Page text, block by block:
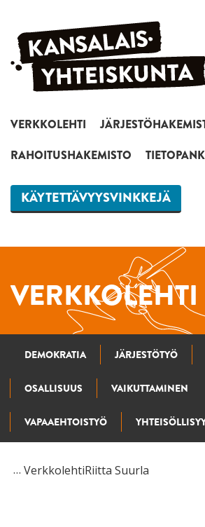
Siirry sisältöön
VERKKOLEHTI
RAHOITUSHAKEMISTO
KÄYTETTÄVYYSVINKKEJÄ
VERKKOLEHTI
DEMOKRATIA JÄRJESTÖTYÖ
OSALLISUUS VAIKUTTAMINEN
VAPAAEHTOISTYÖ
VerkkolehtiRiitta Suurla